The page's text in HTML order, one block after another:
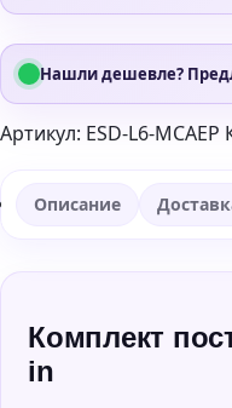
Нашли дешевле?
Артикул: ESD-L6-MCAEP
Описание
Комплект
in